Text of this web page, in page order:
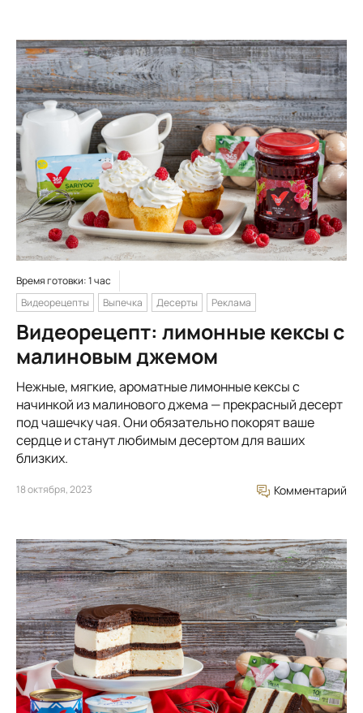
Время готовки: 1 час
Видеорецепты
Выпечка Десерты Реклама
Видеорецепт: лимонные кексы с
малиновым джемом
Нежные, мягкие, ароматные лимонные кексы с
начинкой из малинового джема — прекрасный десерт
под чашечку чая. Они обязательно покорят ваше
сердце и станут любимым десертом для ваших
близких.
18 октября, 2023 Комментарий